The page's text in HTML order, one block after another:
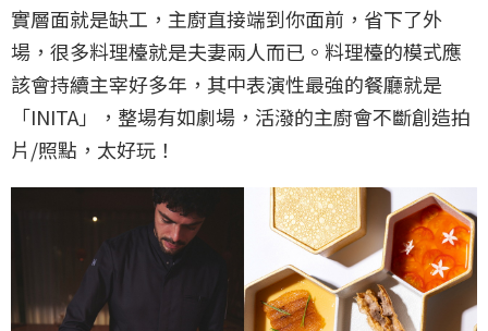
實層面就是缺工，主廚直接端到你面前，省下了外
場，很多料理檯就是夫妻兩人而已。料理檯的模式應
該會持續主宰好多年，其中表演性最強的餐廳就是
「INITA」，整場有如劇場，活潑的主廚會不斷創造拍
片/照點，太好玩！